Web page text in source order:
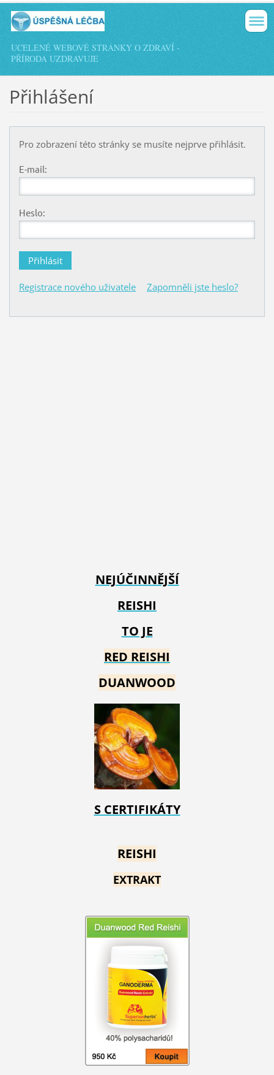
UCELENÉ WEBOVÉ STRÁNKY O ZDRAVÍ -
PŘÍRODA UZDRAVUJE
Přihlášení
Pro zobrazení této stránky se musíte nejprve přihlásit.
E-mail:
Heslo:
Registrace nového uživatele Zapomněli jste heslo?
NEJÚČINNĚJŠÍ
REISHI
TO JE
RED REISHI
DUANWOOD
S CERTIFIKÁTY
REISHI
EXTRAKT